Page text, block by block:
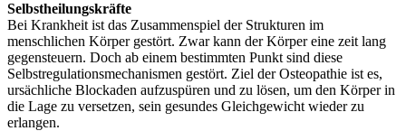
Selbstheilungskräfte
Bei Krankheit ist das Zusammenspiel der Strukturen im
menschlichen Körper gestört. Zwar kann der Körper eine zeit lang
gegensteuern. Doch ab einem bestimmten Punkt sind diese
Selbstregulationsmechanismen gestört. Ziel der Osteopathie ist es,
ursächliche Blockaden aufzuspüren und zu lösen, um den Körper in
die Lage zu versetzen, sein gesundes Gleichgewicht wieder zu
erlangen.